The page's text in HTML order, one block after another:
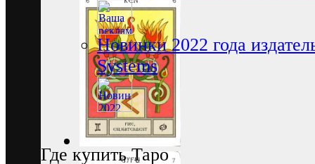
Новинки 2022 года
Systems
Где купить Таро